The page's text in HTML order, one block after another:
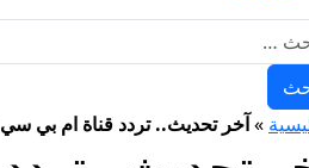
»آخر تحديث.. تردد قناة ام بي سي 2 MBC الجديد 2025 على النايل سات والعرب سات